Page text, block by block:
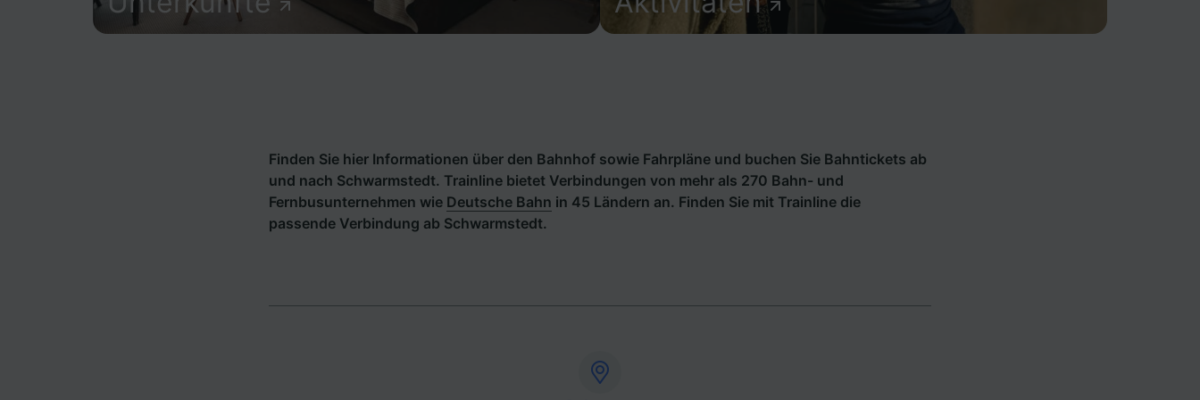
Finden Sie hier Informationen über den Bahnhof sowie Fahrpläne und buchen Sie Bahntickets ab
und nach Schwarmstedt. Trainline bietet Verbindungen von mehr als 270 Bahn- und
Fernbusunternehmen wie Deutsche Bahn in 45 Ländern an. Finden Sie mit Trainline die
passende Verbindung ab Schwarmstedt.